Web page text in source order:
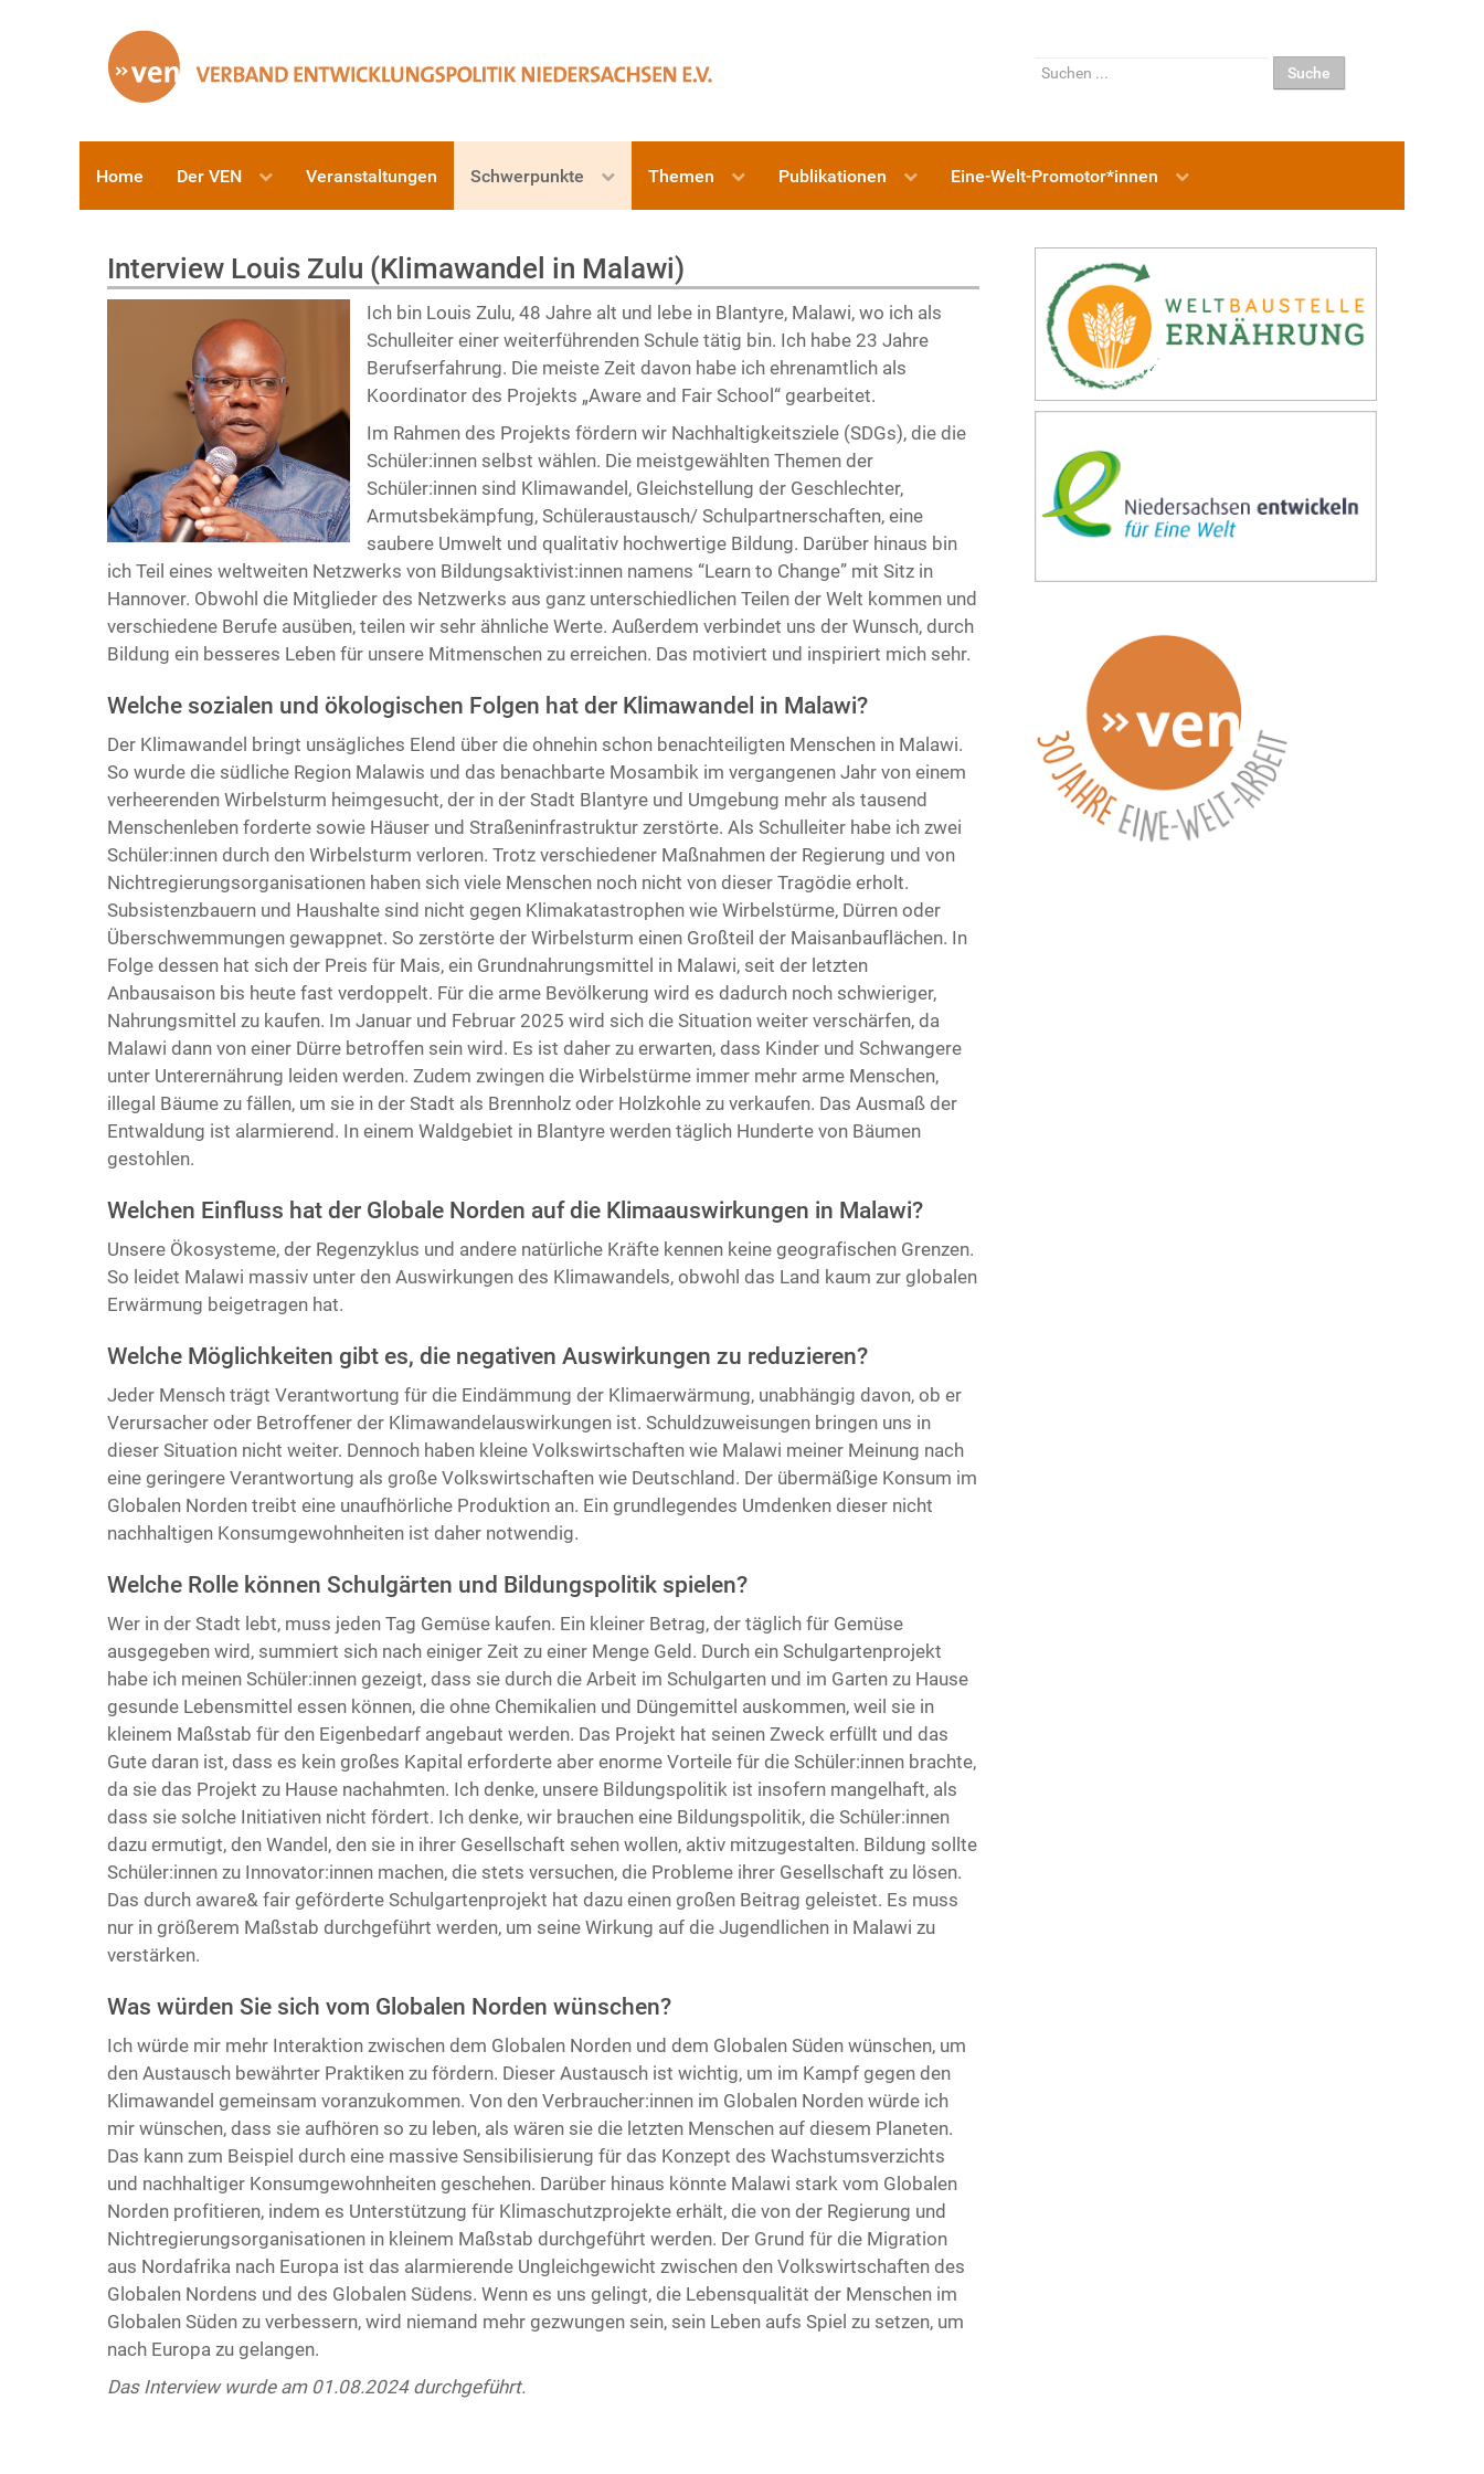
Suchen
Suche
Home Der VEN Veranstaltungen Schwerpunkte Themen Publikationen Eine-Welt-Promotor*innen
Interview Louis Zulu (Klimawandel in Malawi)
Ich bin Louis Zulu, 48 Jahre alt und lebe in Blantyre, Malawi, wo ich als
Schulleiter einer weiterführenden Schule tätig bin. Ich habe 23 Jahre
Berufserfahrung. Die meiste Zeit davon habe ich ehrenamtlich als
Koordinator des Projekts „Aware and Fair School“ gearbeitet.
Im Rahmen des Projekts fördern wir Nachhaltigkeitsziele (SDGs), die die
Schüler:innen selbst wählen. Die meistgewählten Themen der
Schüler:innen sind Klimawandel, Gleichstellung der Geschlechter,
Armutsbekämpfung, Schüleraustausch/ Schulpartnerschaften, eine
saubere Umwelt und qualitativ hochwertige Bildung. Darüber hinaus bin
ich Teil eines weltweiten Netzwerks von Bildungsaktivist:innen namens “Learn to Change” mit Sitz in
Hannover. Obwohl die Mitglieder des Netzwerks aus ganz unterschiedlichen Teilen der Welt kommen und
verschiedene Berufe ausüben, teilen wir sehr ähnliche Werte. Außerdem verbindet uns der Wunsch, durch
Bildung ein besseres Leben für unsere Mitmenschen zu erreichen. Das motiviert und inspiriert mich sehr.
Welche sozialen und ökologischen Folgen hat der Klimawandel in Malawi?
Der Klimawandel bringt unsägliches Elend über die ohnehin schon benachteiligten Menschen in Malawi.
So wurde die südliche Region Malawis und das benachbarte Mosambik im vergangenen Jahr von einem
verheerenden Wirbelsturm heimgesucht, der in der Stadt Blantyre und Umgebung mehr als tausend
Menschenleben forderte sowie Häuser und Straßeninfrastruktur zerstörte. Als Schulleiter habe ich zwei
Schüler:innen durch den Wirbelsturm verloren. Trotz verschiedener Maßnahmen der Regierung und von
Nichtregierungsorganisationen haben sich viele Menschen noch nicht von dieser Tragödie erholt.
Subsistenzbauern und Haushalte sind nicht gegen Klimakatastrophen wie Wirbelstürme, Dürren oder
Überschwemmungen gewappnet. So zerstörte der Wirbelsturm einen Großteil der Maisanbauflächen. In
Folge dessen hat sich der Preis für Mais, ein Grundnahrungsmittel in Malawi, seit der letzten
Anbausaison bis heute fast verdoppelt. Für die arme Bevölkerung wird es dadurch noch schwieriger,
Nahrungsmittel zu kaufen. Im Januar und Februar 2025 wird sich die Situation weiter verschärfen, da
Malawi dann von einer Dürre betroffen sein wird. Es ist daher zu erwarten, dass Kinder und Schwangere
unter Unterernährung leiden werden. Zudem zwingen die Wirbelstürme immer mehr arme Menschen,
illegal Bäume zu fällen, um sie in der Stadt als Brennholz oder Holzkohle zu verkaufen. Das Ausmaß der
Entwaldung ist alarmierend. In einem Waldgebiet in Blantyre werden täglich Hunderte von Bäumen
gestohlen.
Welchen Einfluss hat der Globale Norden auf die Klimaauswirkungen in Malawi?
Unsere Ökosysteme, der Regenzyklus und andere natürliche Kräfte kennen keine geografischen Grenzen.
So leidet Malawi massiv unter den Auswirkungen des Klimawandels, obwohl das Land kaum zur globalen
Erwärmung beigetragen hat.
Welche Möglichkeiten gibt es, die negativen Auswirkungen zu reduzieren?
Jeder Mensch trägt Verantwortung für die Eindämmung der Klimaerwärmung, unabhängig davon, ob er
Verursacher oder Betroffener der Klimawandelauswirkungen ist. Schuldzuweisungen bringen uns in
dieser Situation nicht weiter. Dennoch haben kleine Volkswirtschaften wie Malawi meiner Meinung nach
eine geringere Verantwortung als große Volkswirtschaften wie Deutschland. Der übermäßige Konsum im
Globalen Norden treibt eine unaufhörliche Produktion an. Ein grundlegendes Umdenken dieser nicht
nachhaltigen Konsumgewohnheiten ist daher notwendig.
Welche Rolle können Schulgärten und Bildungspolitik spielen?
Wer in der Stadt lebt, muss jeden Tag Gemüse kaufen. Ein kleiner Betrag, der täglich für Gemüse
ausgegeben wird, summiert sich nach einiger Zeit zu einer Menge Geld. Durch ein Schulgartenprojekt
habe ich meinen Schüler:innen gezeigt, dass sie durch die Arbeit im Schulgarten und im Garten zu Hause
gesunde Lebensmittel essen können, die ohne Chemikalien und Düngemittel auskommen, weil sie in
kleinem Maßstab für den Eigenbedarf angebaut werden. Das Projekt hat seinen Zweck erfüllt und das
Gute daran ist, dass es kein großes Kapital erforderte aber enorme Vorteile für die Schüler:innen brachte,
da sie das Projekt zu Hause nachahmten. Ich denke, unsere Bildungspolitik ist insofern mangelhaft, als
dass sie solche Initiativen nicht fördert. Ich denke, wir brauchen eine Bildungspolitik, die Schüler:innen
dazu ermutigt, den Wandel, den sie in ihrer Gesellschaft sehen wollen, aktiv mitzugestalten. Bildung sollte
Schüler:innen zu Innovator:innen machen, die stets versuchen, die Probleme ihrer Gesellschaft zu lösen.
Das durch aware& fair geförderte Schulgartenprojekt hat dazu einen großen Beitrag geleistet. Es muss
nur in größerem Maßstab durchgeführt werden, um seine Wirkung auf die Jugendlichen in Malawi zu
verstärken.
Was würden Sie sich vom Globalen Norden wünschen?
Ich würde mir mehr Interaktion zwischen dem Globalen Norden und dem Globalen Süden wünschen, um
den Austausch bewährter Praktiken zu fördern. Dieser Austausch ist wichtig, um im Kampf gegen den
Klimawandel gemeinsam voranzukommen. Von den Verbraucher:innen im Globalen Norden würde ich
mir wünschen, dass sie aufhören so zu leben, als wären sie die letzten Menschen auf diesem Planeten.
Das kann zum Beispiel durch eine massive Sensibilisierung für das Konzept des Wachstumsverzichts
und nachhaltiger Konsumgewohnheiten geschehen. Darüber hinaus könnte Malawi stark vom Globalen
Norden profitieren, indem es Unterstützung für Klimaschutzprojekte erhält, die von der Regierung und
Nichtregierungsorganisationen in kleinem Maßstab durchgeführt werden. Der Grund für die Migration
aus Nordafrika nach Europa ist das alarmierende Ungleichgewicht zwischen den Volkswirtschaften des
Globalen Nordens und des Globalen Südens. Wenn es uns gelingt, die Lebensqualität der Menschen im
Globalen Süden zu verbessern, wird niemand mehr gezwungen sein, sein Leben aufs Spiel zu setzen, um
nach Europa zu gelangen.
Das Interview wurde am 01.08.2024 durchgeführt.